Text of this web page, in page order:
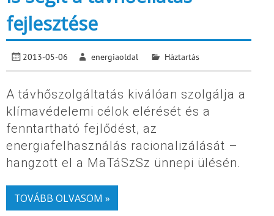
fejlesztése
2013-05-06 energiaoldal Háztartás
A távhőszolgáltatás kiválóan szolgálja a
klímavédelemi célok elérését és a
fenntartható fejlődést, az
energiafelhasználás racionalizálását –
hangzott el a MaTáSzSz ünnepi ülésén.
TOVÁBB OLVASOM »